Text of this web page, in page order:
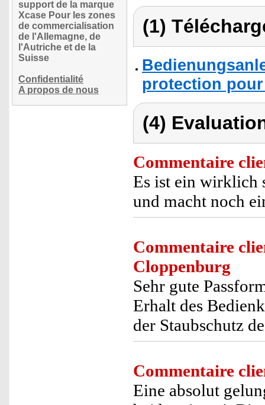
support de la marque
Xcase Pour les zones
de commercialisation
de l'Allemagne, de
l'Autriche et de la
Suisse
Confidentialité
A propos de nous
(1)
protection
(4)
Commentaire
Es ist ein wirklich
und macht noch
Commentaire
Cloppenburg
Sehr gute
Erhalt des
der Staubschutz
Commentaire
Eine absolut